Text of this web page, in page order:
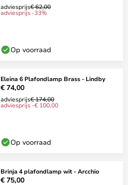
adviesprijs€ 62,00
adviesprijs -33%
Op voorraad
Eleina 6 Plafondlamp Brass - Lindby
€ 74,00
adviesprijs€ 174,00
adviesprijs -€ 100,00
Op voorraad
Brinja 4 plafondlamp wit - Arcchio
€ 75,00